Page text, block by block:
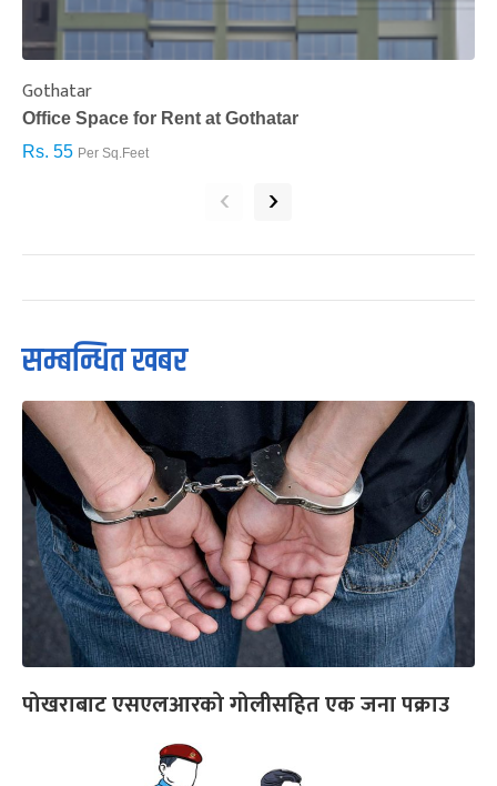
Gothatar
Office Space for Rent at Gothatar
Rs. 55 Per Sq.Feet
‹ ›
सम्बन्धित खबर
पोखराबाट एसएलआरको गोलीसहित एक जना पक्राउ